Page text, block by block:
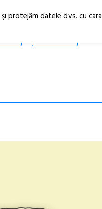
protejăm datele dvs. cu